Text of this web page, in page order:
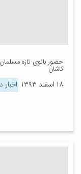
حضور بانوی تازه
کاشان
۱۸ اسفند ۱۳۹۳ اخبار